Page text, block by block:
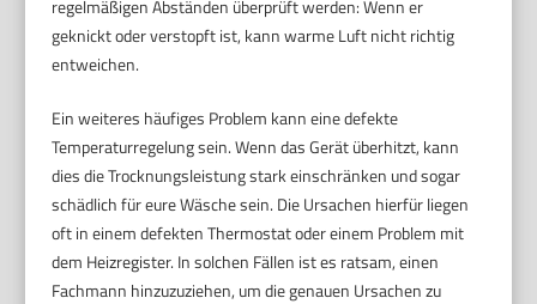
regelmäßigen Abständen überprüft werden: Wenn er
geknickt oder verstopft ist, kann warme Luft nicht richtig
entweichen.
Ein weiteres häufiges Problem kann eine defekte
Temperaturregelung sein. Wenn das Gerät überhitzt, kann
dies die Trocknungsleistung stark einschränken und sogar
schädlich für eure Wäsche sein. Die Ursachen hierfür liegen
oft in einem defekten Thermostat oder einem Problem mit
dem Heizregister. In solchen Fällen ist es ratsam, einen
Fachmann hinzuzuziehen, um die genauen Ursachen zu